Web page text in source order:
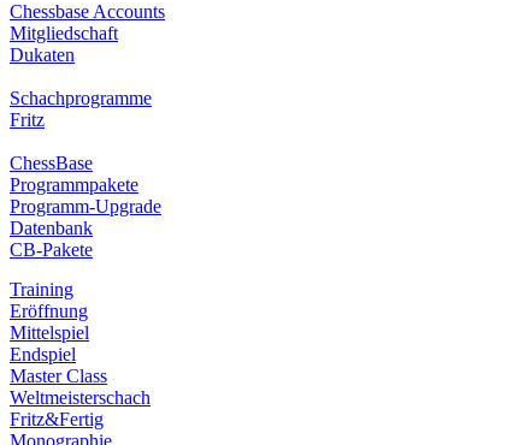
Chessbase Accounts
Mitgliedschaft
Dukaten
Schachprogramme
Fritz
ChessBase
Programmpakete
Programm-Upgrade
Datenbank
CB-Pakete
Training
Eröffnung
Mittelspiel
Endspiel
Master Class
Weltmeisterschach
Fritz&Fertig